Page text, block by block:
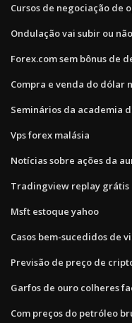
Cursos de negociação de
Ondulação vai subir ou não
Forex.com sem bônus de
Compra e venda do dólar
Seminários da academia
Vps forex malásia
Notícias sobre ações da
Tradingview replay grátis
Msft estoque yahoo
Casos bem-sucedidos de
Previsão de preço de
Garfos de ouro colheres
Com preços do petróleo